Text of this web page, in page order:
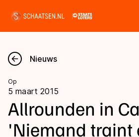
Nieuws
Kalender
Disciplines
Nieuws
Op
5 maart 2015
Allrounden in
'Niemand traint